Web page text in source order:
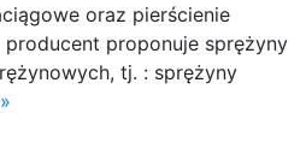
oraz pierścienie
proponuje sprężyny
tj. : sprężyny